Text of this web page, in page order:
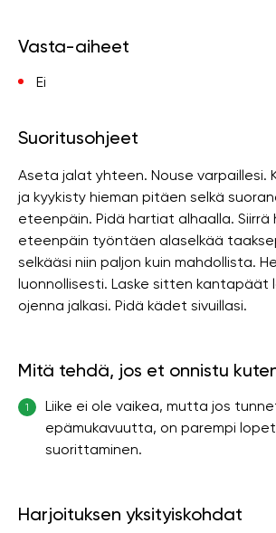
Vasta-aiheet
Ei
Suoritusohjeet
Aseta jalat yhteen. Nouse varpaillesi.
ja kyykisty hieman pitäen selkä
eteenpäin. Pidä hartiat alhaalla.
eteenpäin työntäen alaselkää
selkääsi niin paljon kuin mahdollista.
luonnollisesti. Laske sitten kantapäät
ojenna jalkasi. Pidä kädet sivuillasi.
Mitä tehdä, jos et onnistu
1
Liike ei ole vaikea, mutta jos
epämukavuutta, on parempi
suorittaminen.
Harjoituksen yksityiskohdat